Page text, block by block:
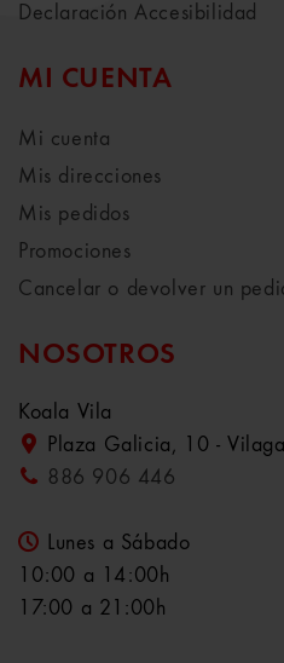
Declaración Accesibilidad
MI CUENTA
Mi cuenta
Mis direcciones
Mis pedidos
Promociones
Cancelar o devolver un
NOSOTROS
Koala Vila
Plaza Galicia, 10 -
886 906 446
Lunes a Sábado
10:00 a 14:00h
17:00 a 21:00h